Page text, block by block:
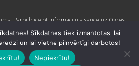
Pārpublicējot informāciju atsauce uz Ogres
Sīkdatnes tiek izmantotas, lai
un lai vietne pilnvērtīgi darbotos!
Nepiekrītu!